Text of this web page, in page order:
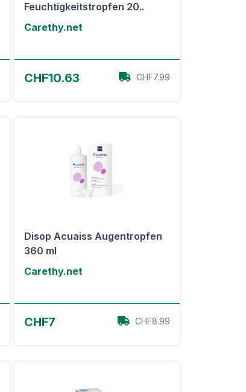
Feuchtigkeitstropfen 20..
Carethy.net
CHF10.63 CHF7.99
Disop Acuaiss Augentropfen
360 ml
Carethy.net
CHF7 CHF8.99